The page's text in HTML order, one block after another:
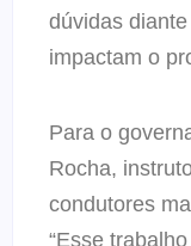
dúvidas
impactam o
Para o
Rocha,
condutores
“Esse